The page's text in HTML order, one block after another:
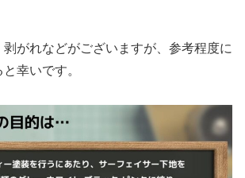
がれなどがございますが、参考程度に
幸いです。